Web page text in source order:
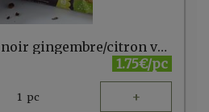
Energy bar choco noir gingembre/citron vert 40g Nuts & berries c
1.75€/pc
1 pc +